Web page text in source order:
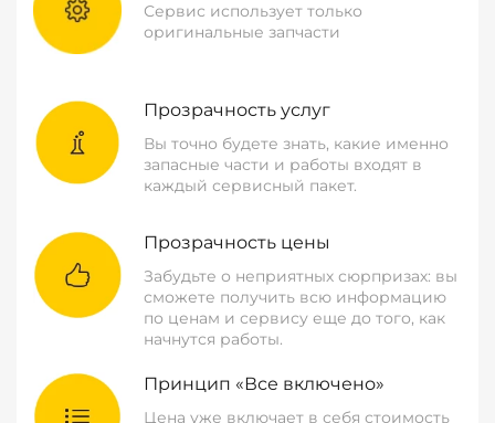
Сервис использует только
оригинальные запчасти
Прозрачность услуг
Вы точно будете знать, какие именно
запасные части и работы входят в
каждый сервисный пакет.
Прозрачность цены
Забудьте о неприятных сюрпризах: вы
сможете получить всю информацию
по ценам и сервису еще до того, как
начнутся работы.
Принцип «Все включено»
Цена уже включает в себя стоимость